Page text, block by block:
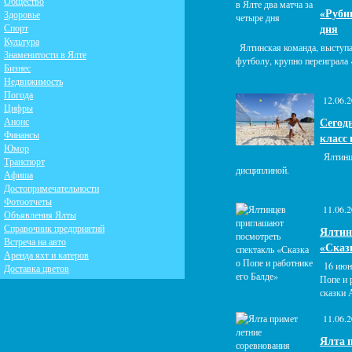
дня
Ялтинская команда,
футболу, крупно
дисциплиной.
16
Попе и
сказки
Ялта
Здоровье
Спорт
Культура
Знаменитости в Ялте
Бизнес
Недвижимость
Погода
Цифры
Анонс
Финансы
Юмор
Транспорт
Афиша
Достопримечательности
Фотоотчеты
Объявления Ялты
Справочник предприятий
Встреча на авто
Аренда яхт и катеров
Доставка цветов